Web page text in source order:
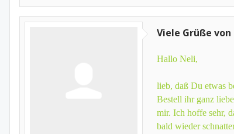
Viele Grüße
Hallo Neli,
lieb, daß Du etwas
Bestell ihr ganz
mir. Ich hoffe sehr,
bald wieder